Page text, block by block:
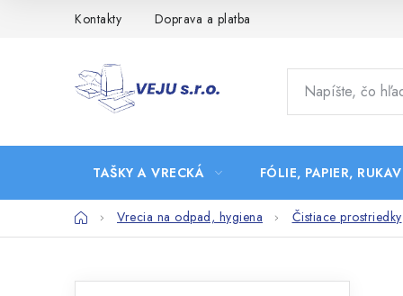
Kontakty Doprava a platba
TAŠKY A VRECKÁ FÓLIE, PAPIER,
DomovVrecia na odpad, hygiena Čistiace prostriedky